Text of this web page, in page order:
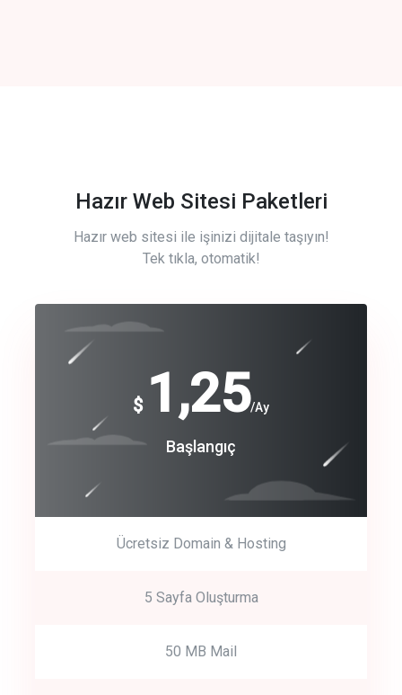
Hazır Web Sitesi Paketleri
Hazır web sitesi ile işinizi dijitale taşıyın!
Tek tıkla, otomatik!
$ 1,25/Ay
Başlangıç
Ücretsiz Domain & Hosting
5 Sayfa Oluşturma
50 MB Mail
Free
Basic